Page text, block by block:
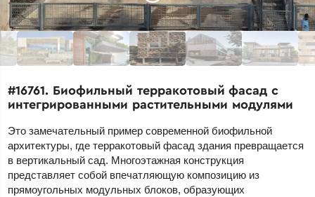
#16761. Биофильный терракотовый фасад с
интегрированными растительными модулями
Это замечательный пример современной биофильной
архитектуры, где терракотовый фасад здания превращается
в вертикальный сад. Многоэтажная конструкция
представляет собой впечатляющую композицию из
прямоугольных модульных блоков, образующих